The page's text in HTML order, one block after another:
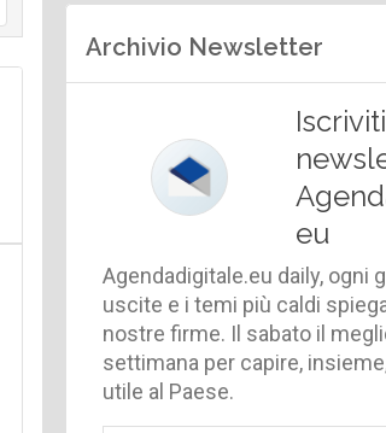
Archivio Newsletter
eu
Agendadigitale.eu daily, ogni
uscite e i temi più caldi
nostre firme. Il sabato il
settimana per capire,
utile al Paese.